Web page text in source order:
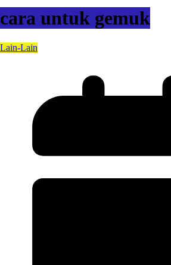
cara untuk gemuk
Lain-Lain